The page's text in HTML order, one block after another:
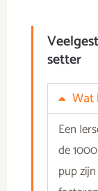
setter
Wat
Een
de
pup